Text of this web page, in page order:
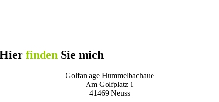
Hierfinden Sie mich
Golfanlage Hummelbachaue
Am Golfplatz 1
41469 Neuss